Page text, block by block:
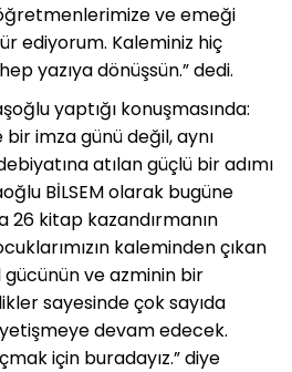
ve emeği
ediyorum. Kaleminiz hiç
yazıya dönüşsün.” dedi.
yaptığı konuşmasında:
imza günü değil, aynı
atılan güçlü bir adımı
BİLSEM olarak bugüne
26 kitap kazandırmanın
kaleminden çıkan
ve azminin bir
sayesinde çok sayıda
devam edecek.
için buradayız.” diye